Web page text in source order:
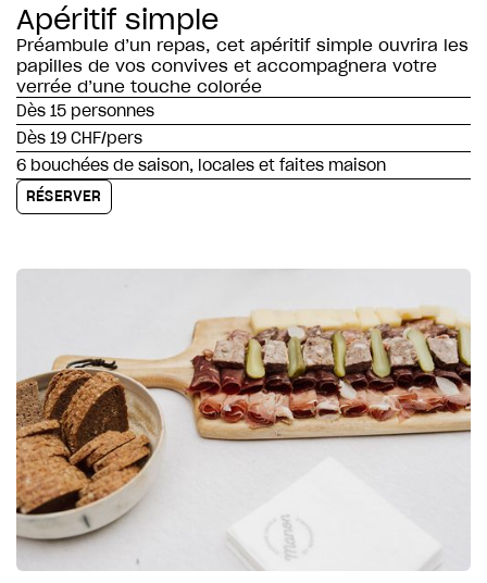
Apéritif simple
Préambule d’un repas, cet apéritif simple ouvrira les
papilles de vos convives et accompagnera votre
verrée d’une touche colorée
Dès 15 personnes
Dès 19 CHF/pers
6 bouchées de saison, locales et faites maison
RÉSERVER